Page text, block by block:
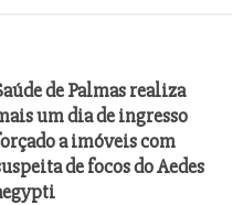
de Palmas realiza
um dia de ingresso
a imóveis com
de focos do Aedes